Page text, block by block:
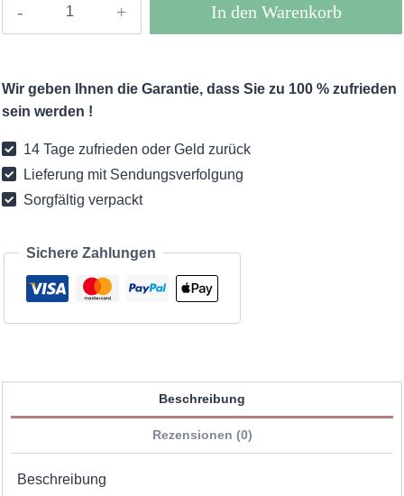
Led
(kaltweiß)
dünn
D30cm
Menge
In den Warenkorb
Wir geben Ihnen die Garantie, dass Sie zu 100 % zufrieden
sein werden !
14 Tage zufrieden oder Geld zurück
Lieferung mit Sendungsverfolgung
Sorgfältig verpackt
Sichere Zahlungen
Beschreibung
Rezensionen (0)
Beschreibung